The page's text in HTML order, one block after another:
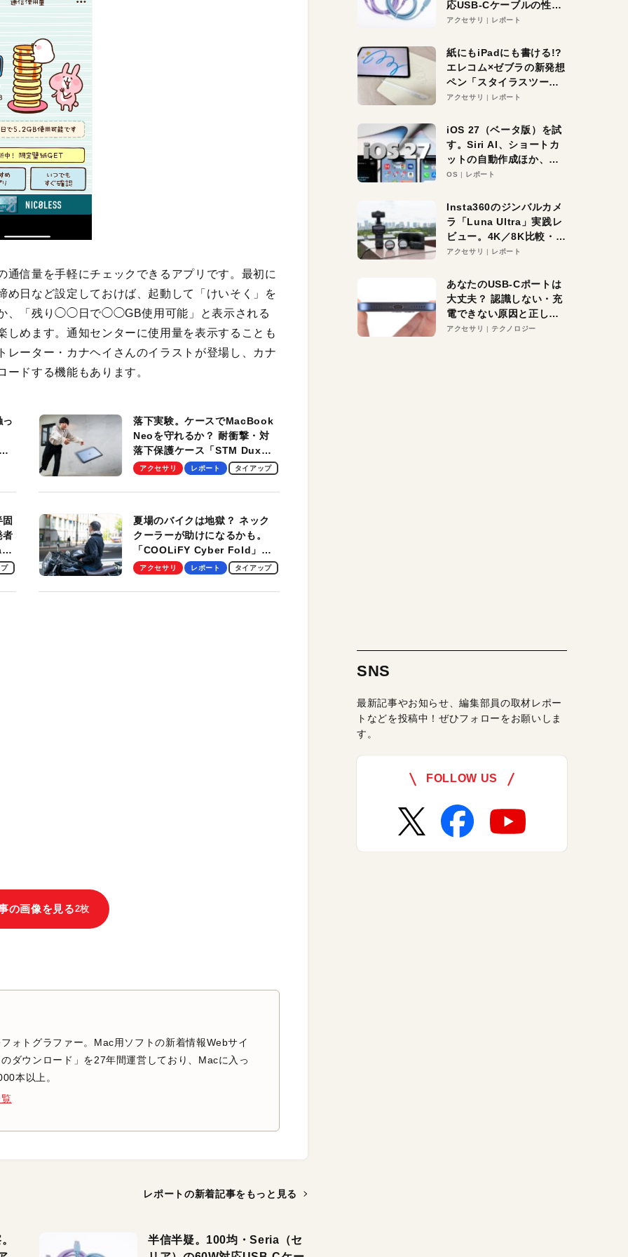
信量を手軽にチェックできるアプリです。最初に
め日など設定しておけば、起動して「けいそく」を
、「残り◯◯日で◯◯GB使用可能」と表示される
めます。通知センターに使用量を表示することも
レーター・カナヘイさんのイラストが登場し、カナ
ドする機能もあります。
落下実験。ケースでMacBook
Neoを守れるか？ 耐衝撃・対
落下保護ケース「STM Dux
Ultra」を検証。学生、ビジネ
適！
アクセサリ レポート タイアップ
者
夏場のバイクは地獄？ ネック
クーラーが助けになるかも。
「COOLiFY Cyber Fold」レ
ビュー。冷却の速さ、密着する
性がグッド！
アクセサリ レポート タイアップ
の画像を見る2枚
ォトグラファー。Mac用ソフトの新着情報Webサイ
ダウンロード」を27年間運営しており、Macに入っ
本以上。
レポートの新着記事をもっと見る
半信半疑。100均・Seria（セ
応USB-Cケーブルの性能
を検証。超コスパの1本を
アクセサリ レポート
紙にもiPadにも書ける!?
エレコム×ゼブラの新発想
ペン「スタイラスツーウ
ェイ」レビュー。持ち替
アクセサリ レポート
iOS 27（ベータ版）を試
す。Siri AI、ショートカ
ットの自動作成ほか、期
待大の便利機能5選。
る未来はすぐそこ！
OS レポート
Insta360のジンバルカメ
ラ「Luna Ultra」実践レ
ビュー。4K／8K比較・ズ
ーム・夜間撮影をチェッ
アクセサリ レポート
あなたのUSB-Cポートは
大丈夫？ 認識しない・充
電できない原因と正しい
対策
アクセサリ テクノロジー
SNS
最新記事やお知らせ、編集部員の取材レポー
トなどを投稿中！ぜひフォローをお願いしま
す。
FOLLOW US